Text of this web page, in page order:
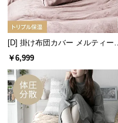
グ
企
業
情
[D] 掛け布団カバー メルティータ
ッチ マイクロファイバー
￥6,999